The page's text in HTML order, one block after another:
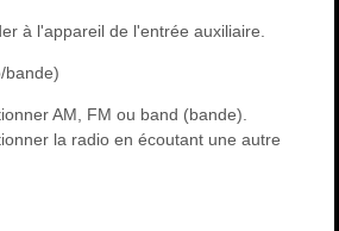
à l'appareil de l'entrée auxiliaire.
bande)
AM, FM ou band (bande).
la radio en écoutant une autre